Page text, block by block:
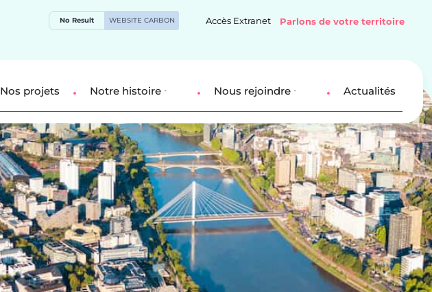
No Result WEBSITE CARBON Accès Extranet Parlons de votre territoire
Nos projets Notre histoire Nous rejoindre Actualités